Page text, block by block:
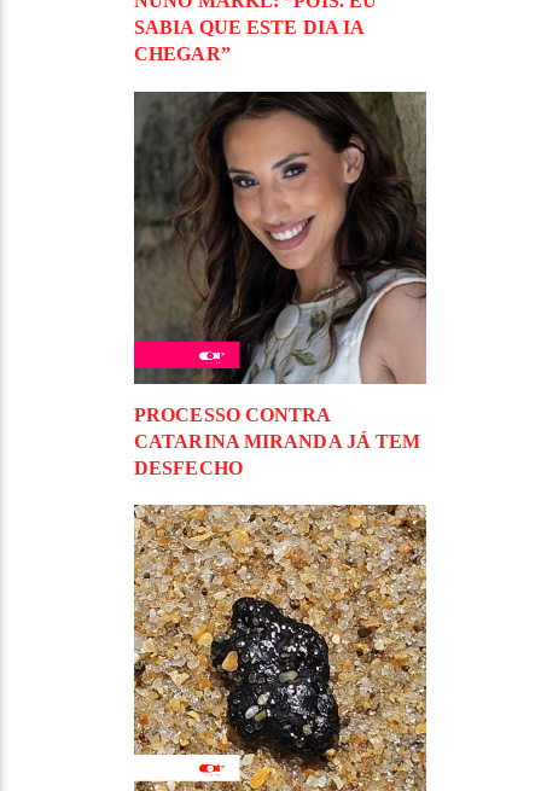
SABIA QUE ESTE DIA IA
CHEGAR”
PROCESSO CONTRA
CATARINA MIRANDA JÁ TEM
DESFECHO